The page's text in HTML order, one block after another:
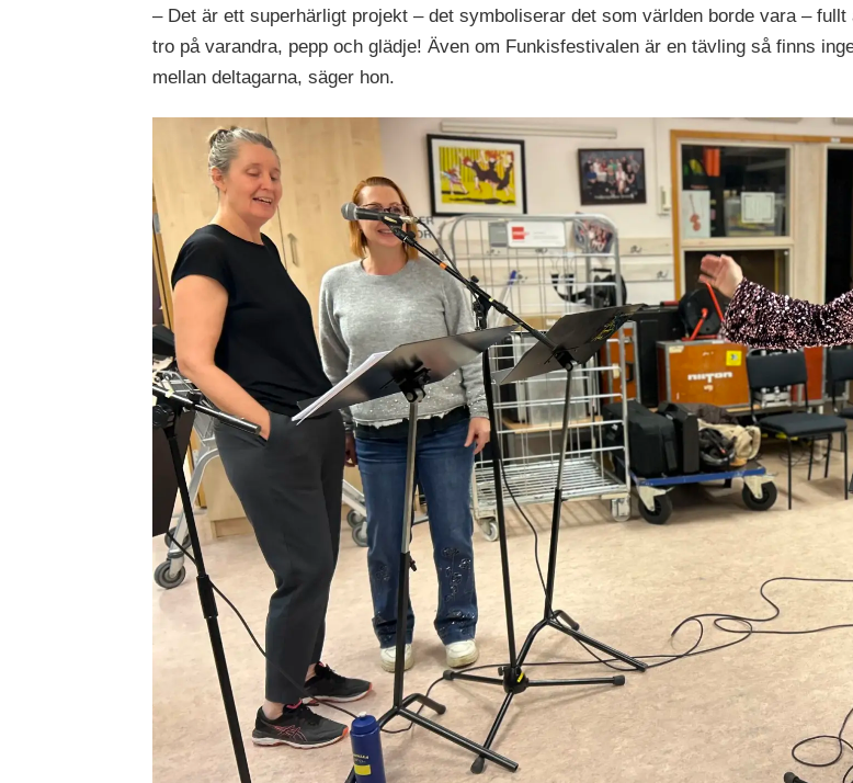
– Det är ett superhärligt projekt – det symboliserar det som världen borde vara – fullt
tro på varandra, pepp och glädje! Även om Funkisfestivalen är en tävling så finns
mellan deltagarna, säger hon.